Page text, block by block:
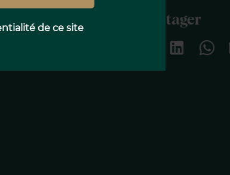
de ce site
Partager